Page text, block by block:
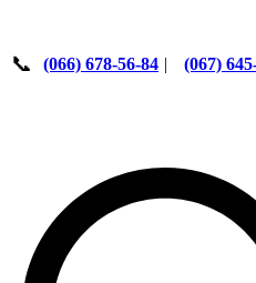
📞 (066) 678-56-84 | (067)